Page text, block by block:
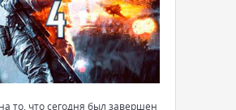
то, что сегодня был завершен